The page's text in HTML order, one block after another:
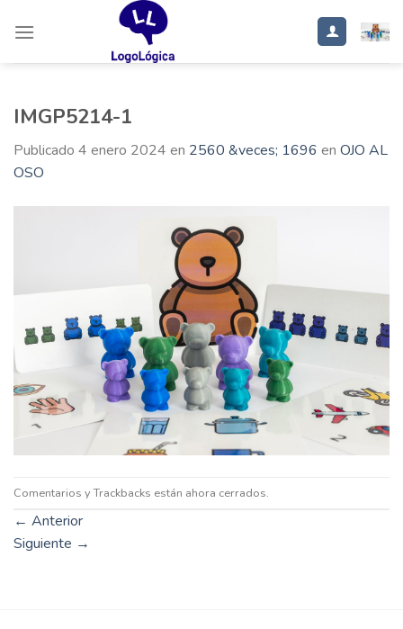
IMGP5214-1
Publicado 4 enero 2024 en 2560 &veces; 1696 en OJO AL
OSO
Comentarios y Trackbacks están ahora cerrados.
← Anterior
Siguiente →